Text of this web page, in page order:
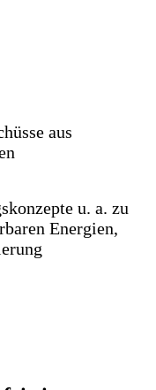
aus
u. a. zu
Energien,